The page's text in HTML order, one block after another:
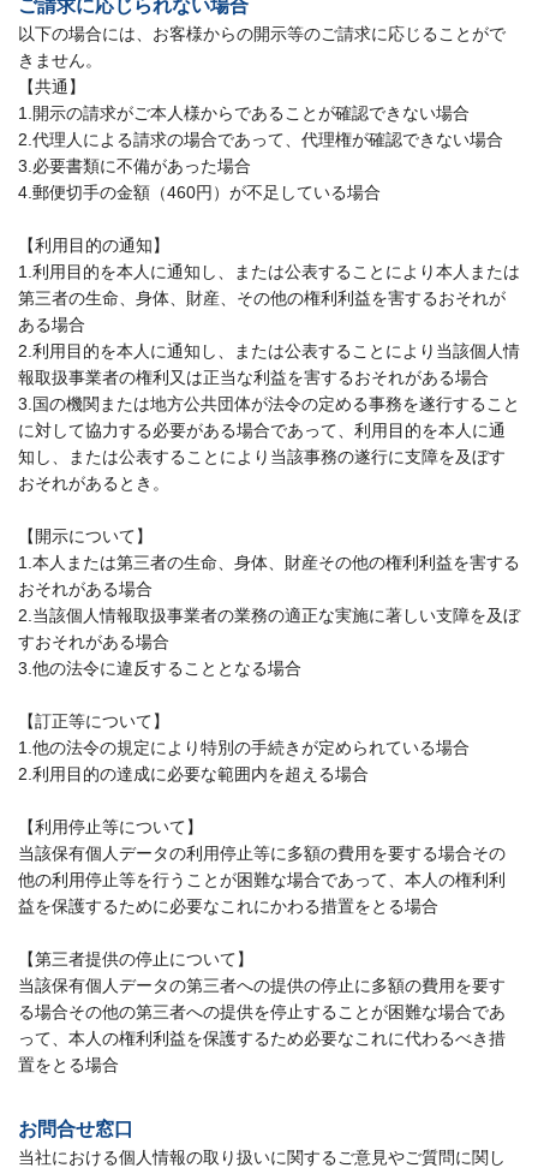
ご請求に応じられない場合
以下の場合には、お客様からの開示等のご請求に応じることがで
きません。
【共通】
1.開示の請求がご本人様からであることが確認できない場合
2.代理人による請求の場合であって、代理権が確認できない場合
3.必要書類に不備があった場合
4.郵便切手の金額（460円）が不足している場合
【利用目的の通知】
1.利用目的を本人に通知し、または公表することにより本人または
第三者の生命、身体、財産、その他の権利利益を害するおそれが
ある場合
2.利用目的を本人に通知し、または公表することにより当該個人情
報取扱事業者の権利又は正当な利益を害するおそれがある場合
3.国の機関または地方公共団体が法令の定める事務を遂行すること
に対して協力する必要がある場合であって、利用目的を本人に通
知し、または公表することにより当該事務の遂行に支障を及ぼす
おそれがあるとき。
【開示について】
1.本人または第三者の生命、身体、財産その他の権利利益を害する
おそれがある場合
2.当該個人情報取扱事業者の業務の適正な実施に著しい支障を及ぼ
すおそれがある場合
3.他の法令に違反することとなる場合
【訂正等について】
1.他の法令の規定により特別の手続きが定められている場合
2.利用目的の達成に必要な範囲内を超える場合
【利用停止等について】
当該保有個人データの利用停止等に多額の費用を要する場合その
他の利用停止等を行うことが困難な場合であって、本人の権利利
益を保護するために必要なこれにかわる措置をとる場合
【第三者提供の停止について】
当該保有個人データの第三者への提供の停止に多額の費用を要す
る場合その他の第三者への提供を停止することが困難な場合であ
って、本人の権利利益を保護するため必要なこれに代わるべき措
置をとる場合
お問合せ窓口
当社における個人情報の取り扱いに関するご意見やご質問に関し